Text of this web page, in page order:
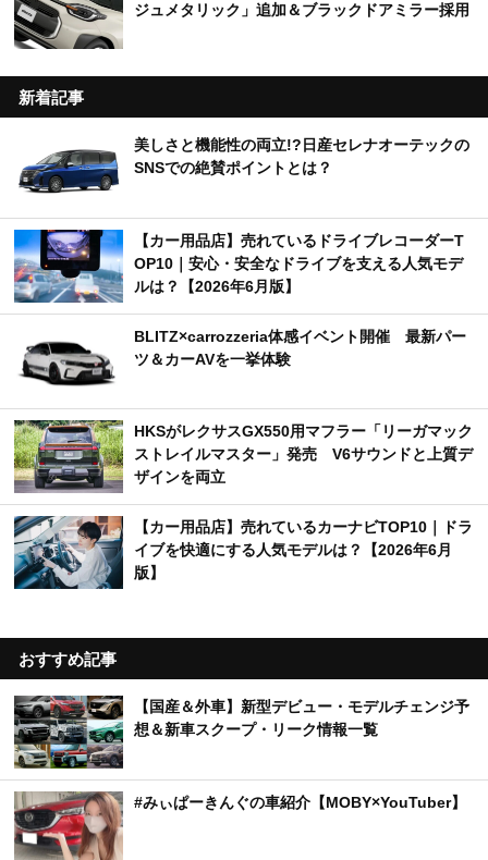
ジュメタリック」追加＆ブラックドアミラー採用
新着記事
美しさと機能性の両立!?日産セレナオーテックの
SNSでの絶賛ポイントとは？
【カー用品店】売れているドライブレコーダーT
OP10｜安心・安全なドライブを支える人気モデ
ルは？【2026年6月版】
BLITZ×carrozzeria体感イベント開催 最新パー
ツ＆カーAVを一挙体験
HKSがレクサスGX550用マフラー「リーガマック
ストレイルマスター」発売 V6サウンドと上質デ
ザインを両立
【カー用品店】売れているカーナビTOP10｜ドラ
イブを快適にする人気モデルは？【2026年6月
版】
おすすめ記事
【国産＆外車】新型デビュー・モデルチェンジ予
想＆新車スクープ・リーク情報一覧
#みぃぱーきんぐの車紹介【MOBY×YouTuber】